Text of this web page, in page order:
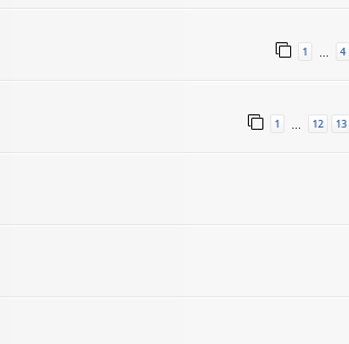
1 … 4
1 … 12 13